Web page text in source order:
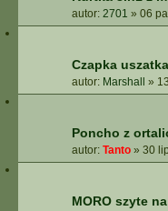
autor: 2701 » 06
Czapka uszatka
autor: Marshall »
Poncho z
autor: Tanto » 30
MORO szyte